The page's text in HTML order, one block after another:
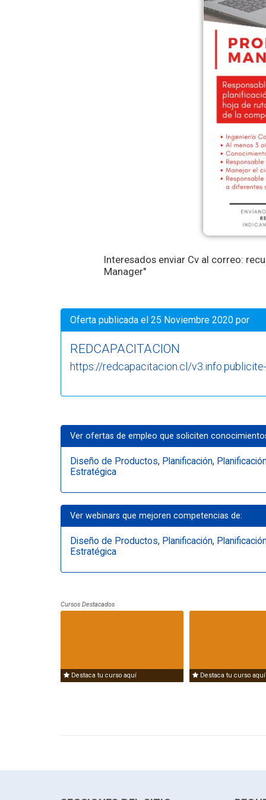
Interesados enviar Cv al correo:
Manager"
Oferta publicada el 25 Noviembre 2020 por
REDCAPACITACION
https://redcapacitacion.cl/
Ver ofertas de empleo que soliciten
Diseño de Productos, Planificación,
Estratégica
Ver webinars que mejoren competencias de:
Diseño de Productos, Planificación,
Estratégica
Cursos Destacados
Destaca tu curso aquí Destaca tu curso aquí